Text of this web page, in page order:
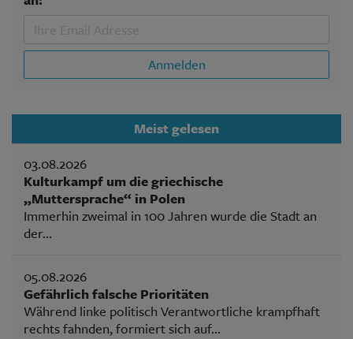
Anmelden
Meist gelesen
03.08.2026
Kulturkampf um die griechische
„Muttersprache“ in Polen
Immerhin zweimal in 100 Jahren wurde die Stadt an
der...
05.08.2026
Gefährlich falsche Prioritäten
Während linke politisch Verantwortliche krampfhaft
rechts fahnden, formiert sich auf...